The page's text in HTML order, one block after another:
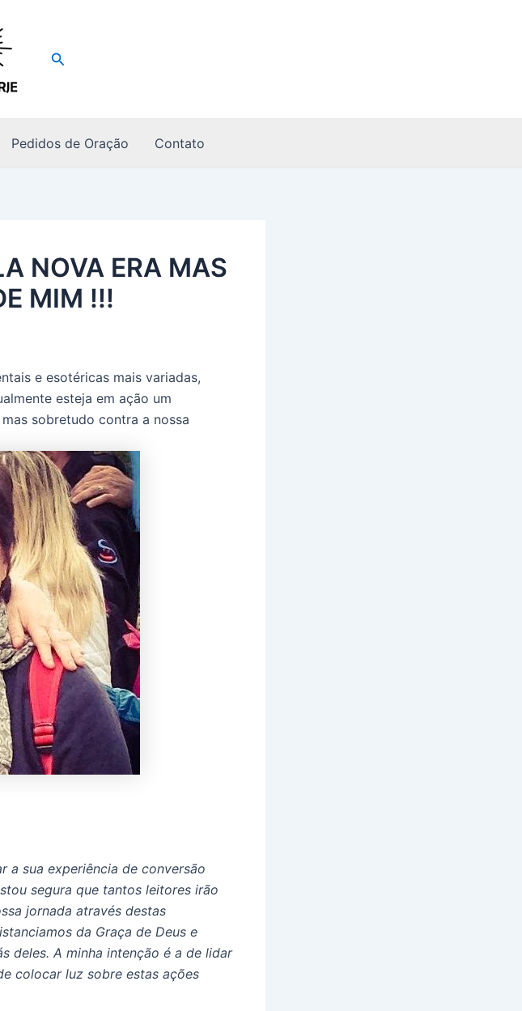
Pesquisar
Pedidos de Oração Contato
NOVA ERA MAS
MIM !!!
e esotéricas mais variadas,
esteja em ação um
sobretudo contra a nossa
a sua experiência de conversão
segura que tantos leitores irão
jornada através destas
da Graça de Deus e
deles. A minha intenção é a de lidar
colocar luz sobre estas ações